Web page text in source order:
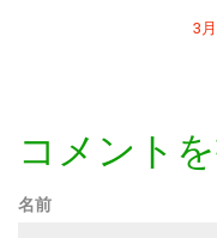
3
コメントを
名前